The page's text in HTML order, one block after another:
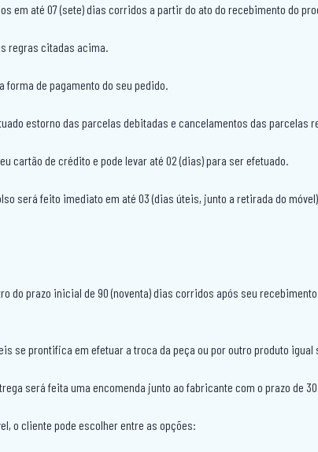
em até 07 (sete) dias corridos a partir do ato do recebimento do
regras citadas acima.
de pagamento do seu pedido.
estorno das parcelas debitadas e cancelamentos das parcelas
cartão de crédito e pode levar até 02 (dias) para ser efetuado.
será feito imediato em até 03 (dias úteis, junto a retirada do
do prazo inicial de 90 (noventa) dias corridos após seu
se prontifica em efetuar a troca da peça ou por outro produto
será feita uma encomenda junto ao fabricante com o prazo de
o cliente pode escolher entre as opções: